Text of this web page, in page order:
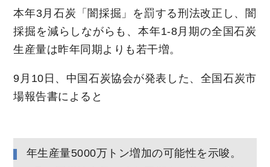
本年3月石炭「闇採掘」を罰する刑法改正し、闇
採掘を減らしながらも、本年1-8月期の全国石炭
生産量は昨年同期よりも若干増。
9月10日、中国石炭協会が発表した、全国石炭市
場報告書によると
年生産量5000万トン増加の可能性を示唆。